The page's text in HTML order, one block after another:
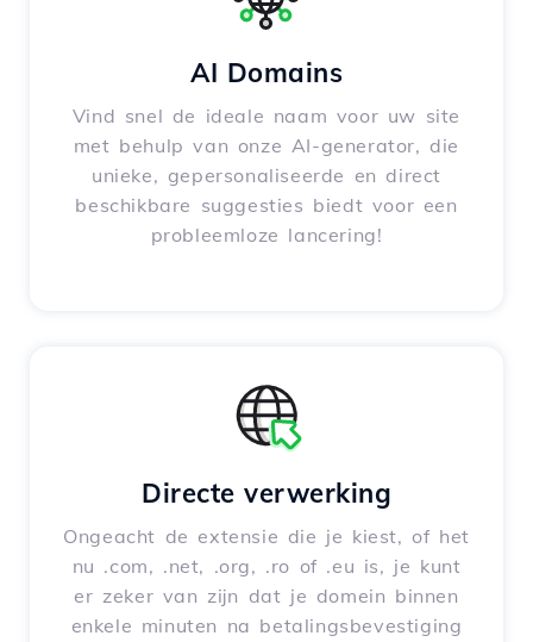
AI Domains
Vind snel de ideale naam voor uw site
met behulp van onze AI-generator, die
unieke, gepersonaliseerde en direct
beschikbare suggesties biedt voor een
probleemloze lancering!
Directe verwerking
Ongeacht de extensie die je kiest, of het
nu .com, .net, .org, .ro of .eu is, je kunt
er zeker van zijn dat je domein binnen
enkele minuten na betalingsbevestiging